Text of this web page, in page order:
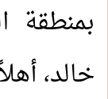
بمنطقة
خالد،